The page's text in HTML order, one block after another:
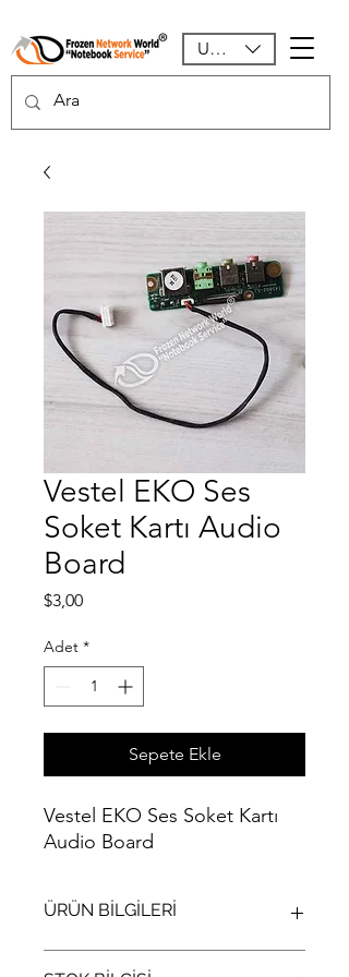
USD ($)
Vestel EKO Ses
Soket Kartı Audio
Board
$3,00Fiyat
Adet *
Sepete Ekle
Vestel EKO Ses Soket Kartı
Audio Board
ÜRÜN BİLGİLERİ